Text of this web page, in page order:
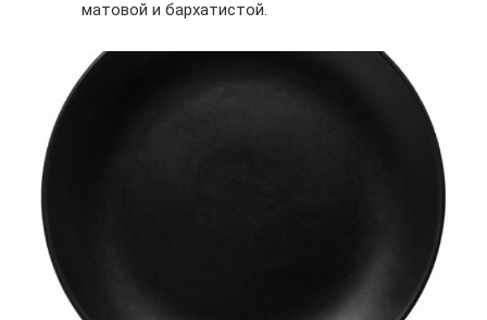
матовой и бархатистой.